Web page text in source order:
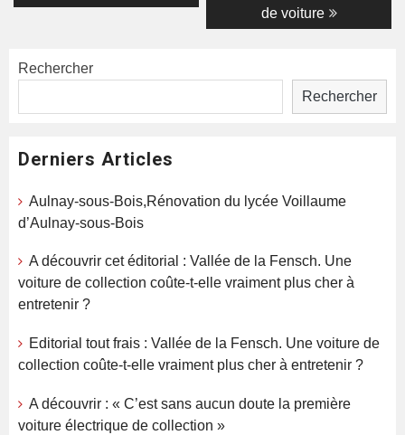
de voiture
Rechercher
Rechercher
Derniers Articles
Aulnay-sous-Bois,Rénovation du lycée Voillaume
d’Aulnay-sous-Bois
A découvrir cet éditorial : Vallée de la Fensch. Une
voiture de collection coûte-t-elle vraiment plus cher à
entretenir ?
Editorial tout frais : Vallée de la Fensch. Une voiture de
collection coûte-t-elle vraiment plus cher à entretenir ?
A découvrir : « C’est sans aucun doute la première
voiture électrique de collection »